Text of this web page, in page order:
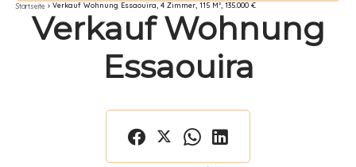
Startseite Verkauf Wohnung Essaouira, 4 Zimmer, 115 M², 135.000 €
Verkauf Wohnung
Essaouira